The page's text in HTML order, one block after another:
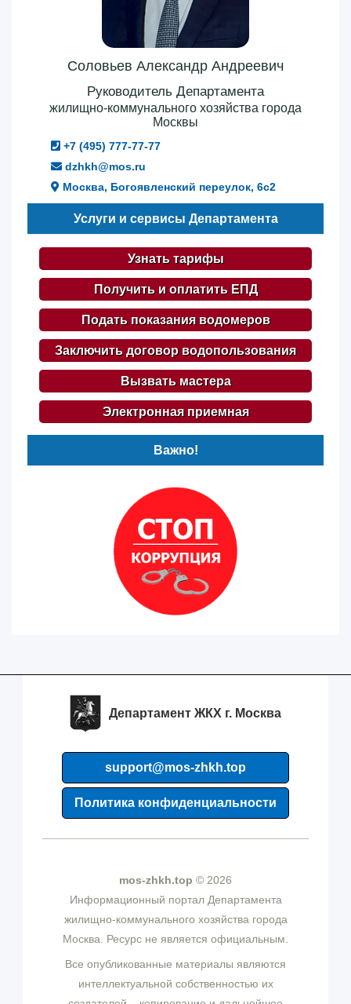
Соловьев Александр Андреевич
Руководитель Департамента
жилищно-коммунального хозяйства города
Москвы
+7 (495) 777-77-77
dzhkh@mos.ru
Москва, Богоявленский переулок, 6с2
Услуги и сервисы Департамента
Узнать тарифы
Получить и оплатить ЕПД
Подать показания водомеров
Заключить договор водопользования
Вызвать мастера
Электронная приемная
Важно!
Департамент ЖКХ г. Москва
support@mos-zhkh.top
Политика конфиденциальности
mos-zhkh.top © 2026
Информационный портал Департамента
жилищно-коммунального хозяйства города
Москва. Ресурс не является официальным.
Все опубликованные материалы являются
интеллектуальной собственностью их